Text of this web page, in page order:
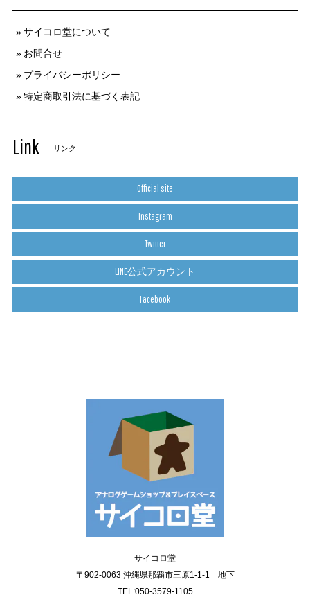
サイコロ堂について
お問合せ
プライバシーポリシー
特定商取引法に基づく表記
Link リンク
Official site
Instagram
Twitter
LINE公式アカウント
Facebook
サイコロ堂
〒902-0063 沖縄県那覇市三原1-1-1 地下
TEL:050-3579-1105